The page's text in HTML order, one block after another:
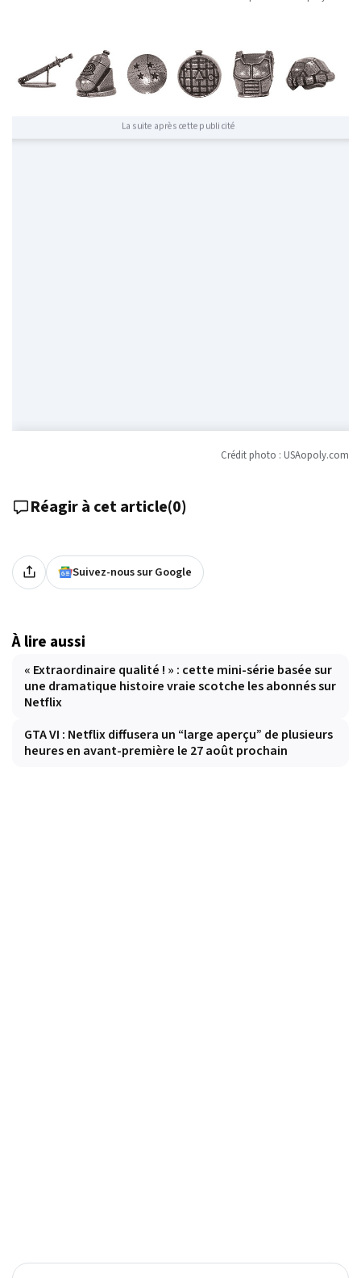
La suite après cette publicité
Crédit photo : USAopoly.com
Réagir à cet article(0)
Suivez-nous sur Google
À lire aussi
« Extraordinaire qualité ! » : cette mini-série basée sur
une dramatique histoire vraie scotche les abonnés sur
Netflix
GTA VI : Netflix diffusera un “large aperçu” de plusieurs
heures en avant-première le 27 août prochain